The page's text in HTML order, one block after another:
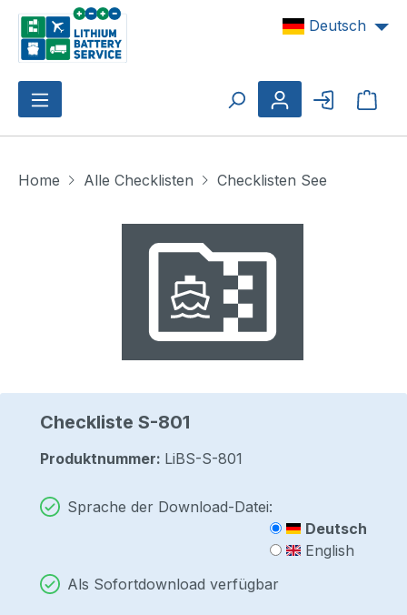
Zum Hauptinhalt springen Deutsch
Home Alle Checklisten
Checklisten See
Checkliste S-801
Produktnummer: LiBS-S-801
Sprache der Download-Datei:
Deutsch
English
Als Sofortdownload verfügbar